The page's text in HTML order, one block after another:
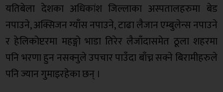
यतिबेला देशका अधिकांश जिल्लाका अस्पतालहरुमा बेड
नपाउने, अक्सिजन ग्याँस नपाउने, टाढा लैजान एम्बुलेन्स नपाउने
र हेलिकोप्टरमा महङ्गो भाडा तिरेर लैजाँदासमेत ठूला शहरमा
पनि भरणा हुन नसक्नुले उपचार पाउँदा बाँच्न सक्ने बिरामीहरुले
पनि ज्यान गुमाइरहेका छन् ।